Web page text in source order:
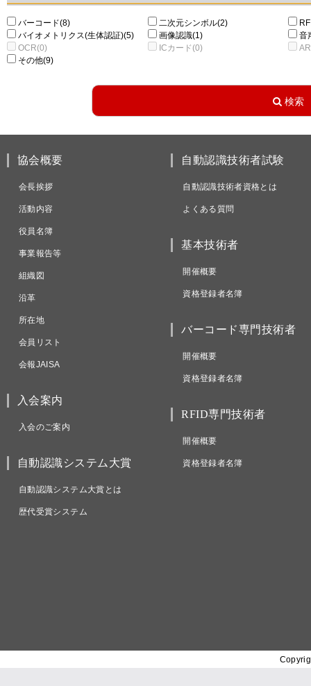
バーコード(8) 二次元シンボル(2)
バイオメトリクス(生体認証)(5)
画像認識(1)
音
OCR(0)
ICカード(0)
その他(9)
協会概要
会長挨拶
活動内容
役員名簿
事業報告等
組織図
沿革
所在地
会員リスト
会報JAISA
入会案内
入会のご案内
自動認識システム大賞
自動認識システム大賞とは
歴代受賞システム
自動認識技術者試験
自動認識技術者資格とは
よくある質問
基本技術者
開催概要
資格登録者名簿
バーコード専門技術者
開催概要
資格登録者名簿
RFID専門技術者
開催概要
資格登録者名簿